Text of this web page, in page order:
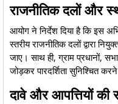
​राजनीतिक दलों और
​आयोग ने निर्देश दिया है कि इस
स्तरीय राजनीतिक दलों द्वारा
जाए। साथ ही, ग्राम प्रधानों,
जोड़कर पारदर्शिता सुनिश्चित
​दावे और आपत्तियों की